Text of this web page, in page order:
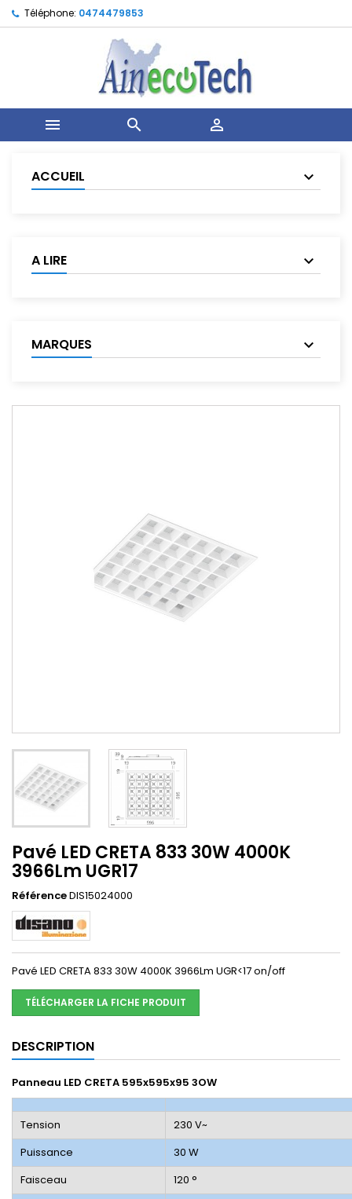
Téléphone: 0474479853
  
ACCUEIL
A LIRE
MARQUES
Pavé LED CRETA 833 30W 4000K
3966Lm UGR17
RéférenceDIS15024000
Pavé LED CRETA 833 30W 4000K 3966Lm UGR<17 on/off
TÉLÉCHARGER LA FICHE PRODUIT
DESCRIPTION
Panneau LED CRETA 595x595x95 3OW
Tension
230 V~
Puissance
30 W
Faisceau
120 °